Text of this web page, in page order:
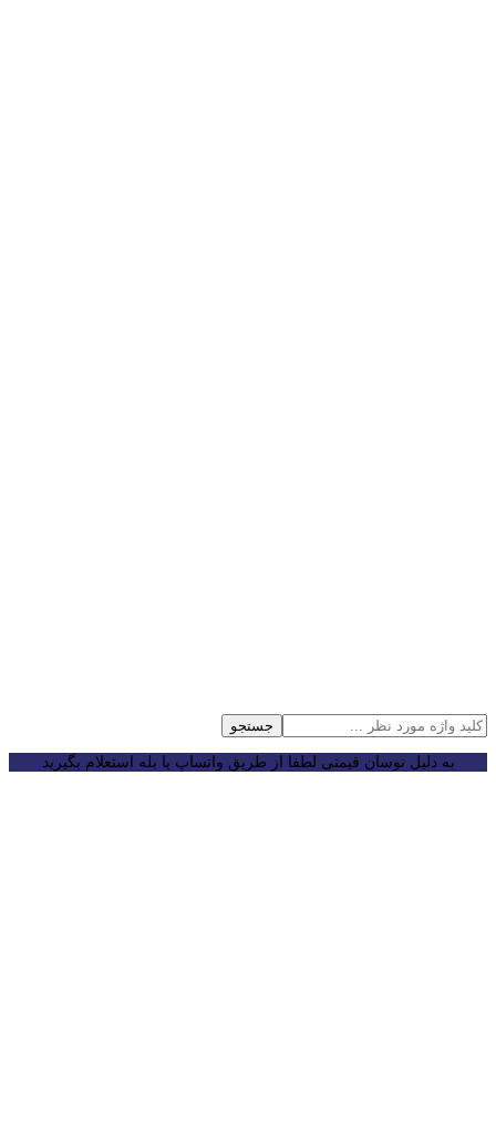
جستجو
به دلیل نوسان قیمتی لطفا از طریق واتساپ یا بله استعلام بگیرید